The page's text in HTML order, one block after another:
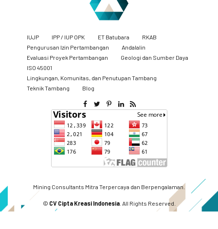
IUJP IPP / IUP OPK ET Batubara
RKAB
Pengurusan Izin Pertambangan
Andalalin
Evaluasi Proyek Pertambangan
Geologi dan Sumber Daya
ISO 45001
Lingkungan, Komunitas, dan Penutupan Tambang
​Teknik Tambang
Blog
Mining Consultants Mitra Terpercaya dan Berpengalaman.
© CV Cipta Kreasi Indonesia. All Rights Reserved.